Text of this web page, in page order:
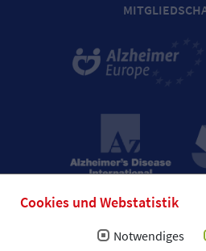
Cookies und Webstatistik
Notwendiges